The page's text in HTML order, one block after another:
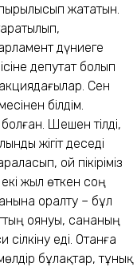
жататын.
дүниеге
депутат болып
Сен
білдім.
болған. Шешен тілді,
жігіт деседі
ой пікіріміз
жыл өткен соң
оралту – бұл
оянуы, сананың
еді. Отанға
бұлақтар, тұнық